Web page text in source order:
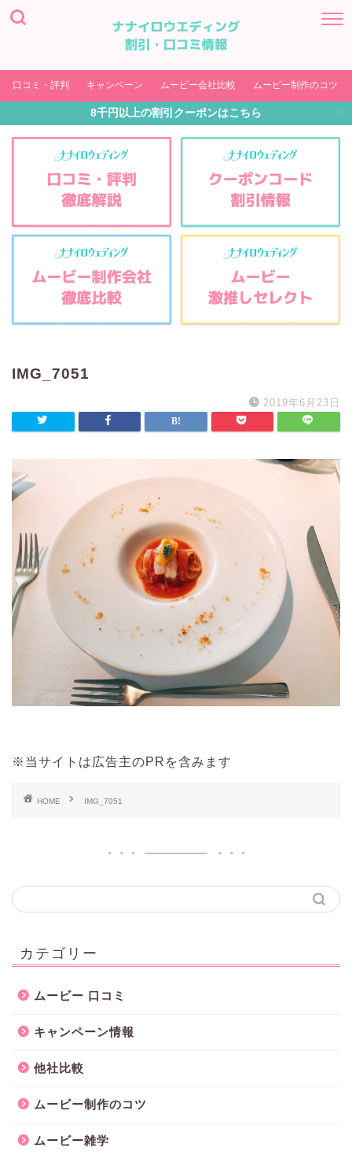
口コミ・評判 キャンペーン ムービー会社比較 ムービー制作のコツ
8千円以上の割引クーポンはこちら
IMG_7051
2019年6月23日
※当サイトは広告主のPRを含みます
HOME IMG_7051
カテゴリー
ムービー 口コミ
キャンペーン情報
他社比較
ムービー制作のコツ
ムービー雑学